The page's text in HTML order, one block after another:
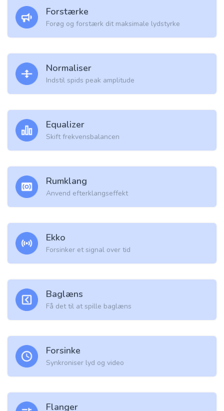
Forstærke
Forøg og forstærk dit maksimale lydstyrke
Normaliser
Indstil spids peak amplitude
Equalizer
Skift frekvensbalancen
Rumklang
Anvend efterklangseffekt
Ekko
Forsinker et signal over tid
Baglæns
Få det til at spille baglæns
Forsinke
Synkroniser lyd og video
Flanger